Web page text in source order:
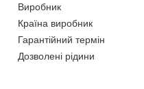
Виробник
Країна виробник
Гарантійний термін
Дозволені рідини